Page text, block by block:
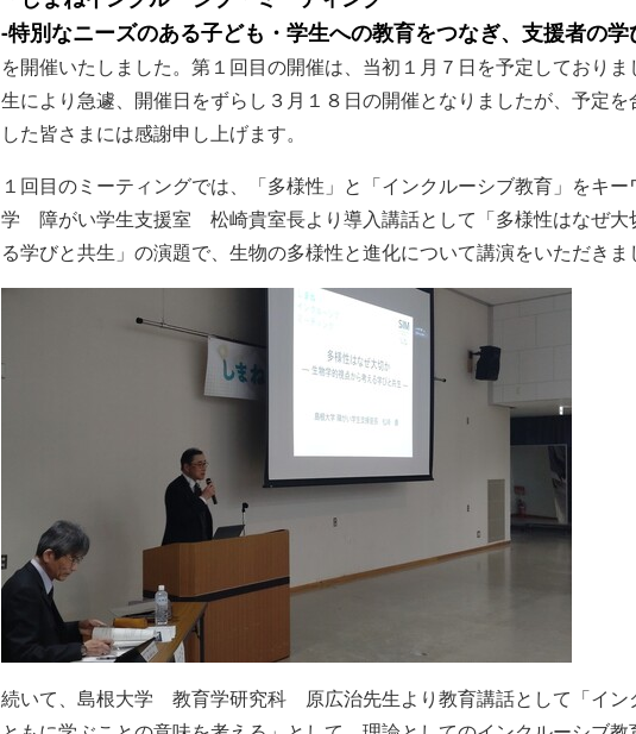
‐特別なニーズのある子ども・学生への教育をつなぎ、支援者の学
を開催いたしました。第１回目の開催は、当初１月７日を予定しており
生により急遽、開催日をずらし３月１８日の開催となりましたが、予定を
した皆さまには感謝申し上げます。
１回目のミーティングでは、「多様性」と「インクルーシブ教育」をキ
学 障がい学生支援室 松崎貴室長より導入講話として「多様性はなぜ大
る学びと共生」の演題で、生物の多様性と進化について講演をいただきま
続いて、島根大学 教育学研究科 原広治先生より教育講話として「イン